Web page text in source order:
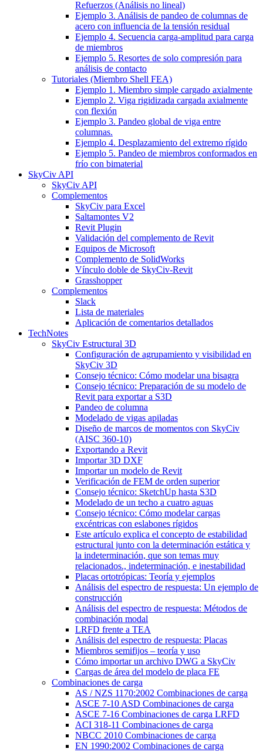
Refuerzos (Análisis no lineal)
Ejemplo 3. Análisis de pandeo de columnas de
acero con influencia de la tensión residual
Ejemplo 4. Secuencia carga-amplitud para carga
de miembros
Ejemplo 5. Resortes de solo compresión para
análisis de contacto
Tutoriales (Miembro Shell FEA)
Ejemplo 1. Miembro simple cargado axialmente
Ejemplo 2. Viga rigidizada cargada axialmente
con flexión
Ejemplo 3. Pandeo global de viga entre
columnas.
Ejemplo 4. Desplazamiento del extremo rígido
Ejemplo 5. Pandeo de miembros conformados en
frío con bimaterial
SkyCiv API
SkyCiv API
Complementos
SkyCiv para Excel
Saltamontes V2
Revit Plugin
Validación del complemento de Revit
Equipos de Microsoft
Complemento de SolidWorks
Vínculo doble de SkyCiv-Revit
Grasshopper
Complementos
Slack
Lista de materiales
Aplicación de comentarios detallados
TechNotes
SkyCiv Estructural 3D
Configuración de agrupamiento y visibilidad en
SkyCiv 3D
Consejo técnico: Cómo modelar una bisagra
Consejo técnico: Preparación de su modelo de
Revit para exportar a S3D
Pandeo de columna
Modelado de vigas apiladas
Diseño de marcos de momentos con SkyCiv
(AISC 360-10)
Exportando a Revit
Importar 3D DXF
Importar un modelo de Revit
Verificación de FEM de orden superior
Consejo técnico: SketchUp hasta S3D
Modelado de un techo a cuatro aguas
Consejo técnico: Cómo modelar cargas
excéntricas con eslabones rígidos
Este artículo explica el concepto de estabilidad
estructural junto con la determinación estática y
la indeterminación, que son temas muy
relacionados., indeterminación, e inestabilidad
Placas ortotrópicas: Teoría y ejemplos
Análisis del espectro de respuesta: Un ejemplo de
construcción
Análisis del espectro de respuesta: Métodos de
combinación modal
LRFD frente a TEA
Análisis del espectro de respuesta: Placas
Miembros semifijos – teoría y uso
Cómo importar un archivo DWG a SkyCiv
Cargas de área del modelo de placa FE
Combinaciones de carga
AS / NZS 1170:2002 Combinaciones de carga
ASCE 7-10 ASD Combinaciones de carga
ASCE 7-16 Combinaciones de carga LRFD
ACI 318-11 Combinaciones de carga
NBCC 2010 Combinaciones de carga
EN 1990:2002 Combinaciones de carga